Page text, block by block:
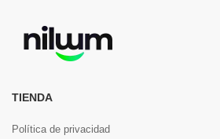
TIENDA
Política de privacidad